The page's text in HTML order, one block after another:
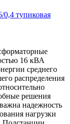
тупиковая
16 кВА
среднего
распределения
решения
надежность
нагрузки